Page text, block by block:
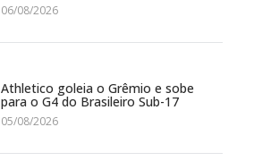
06/08/2026
Athletico goleia o Grêmio e sobe
para o G4 do Brasileiro Sub-17
05/08/2026